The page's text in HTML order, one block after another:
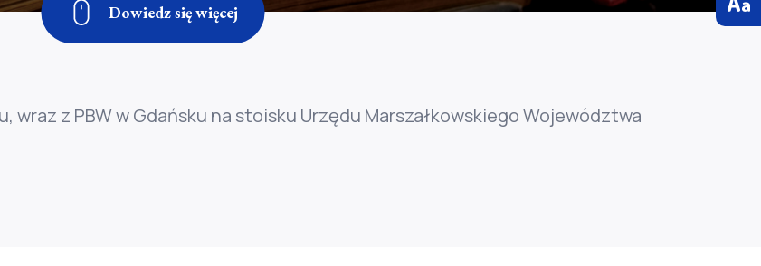
Dowiedz się więcej
wraz z PBW w Gdańsku na stoisku Urzędu Marszałkowskiego Województwa